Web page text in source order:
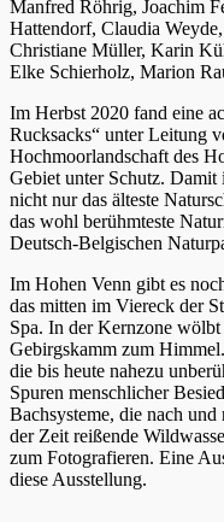
Manfred Röhrig, Joachim
Hattendorf, Claudia
Christiane Müller, Karin
Elke Schierholz, Marion
Im Herbst 2020 fand eine
Rucksacks“ unter Leitung
Hochmoorlandschaft des
Gebiet unter Schutz. Damit
nicht nur das älteste
das wohl berühmteste
Deutsch-Belgischen
Im Hohen Venn gibt es
das mitten im Viereck der
Spa. In der Kernzone
Gebirgskamm zum
die bis heute nahezu
Spuren menschlicher
Bachsysteme, die nach
der Zeit reißende
zum Fotografieren. Eine
diese Ausstellung.